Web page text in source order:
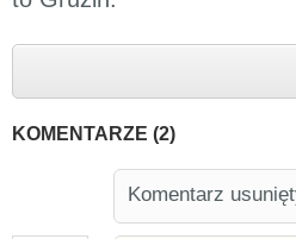
KOMENTARZE (2)
Komentarz